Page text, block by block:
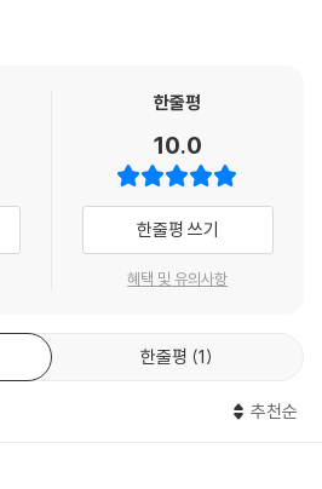
)이 있고, 104회본(25권본), 110회본(10
으로 논한다면 『수호전』의 각종 판본은
『중국소설사략中國小說史略』에서 “현
종류가 있는데, 하나는 간략簡略이고 또 하
기서 말하는 ‘번繁’과 ‘간簡’은 문자의 번
사의 내용과 사건 경위의 상세함과 간략
아니다. 간단하게 정리하면 100회본은 모
, 115회본, 124회본 등이다.
‘전全’이기 때문
있다. 100회본은 가정嘉靖 연간(1522~1
한줄평
10.0
한줄평 쓰기
혜택 및 유의사항
한줄평 1
추천순